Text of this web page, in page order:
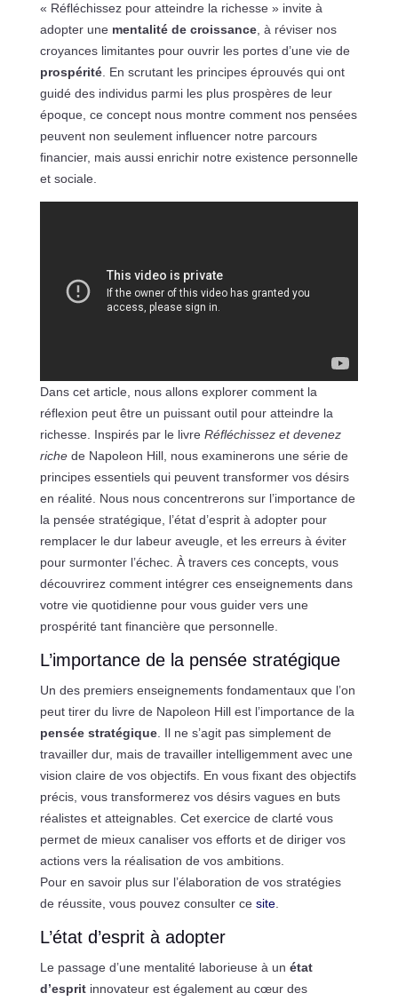
« Réfléchissez pour atteindre la richesse » invite à
adopter une mentalité de croissance, à réviser nos
croyances limitantes pour ouvrir les portes d’une vie de
prospérité. En scrutant les principes éprouvés qui ont
guidé des individus parmi les plus prospères de leur
époque, ce concept nous montre comment nos pensées
peuvent non seulement influencer notre parcours
financier, mais aussi enrichir notre existence personnelle
et sociale.
Dans cet article, nous allons explorer comment la
réflexion peut être un puissant outil pour atteindre la
richesse. Inspirés par le livre Réfléchissez et devenez
richede Napoleon Hill, nous examinerons une série de
principes essentiels qui peuvent transformer vos désirs
en réalité. Nous nous concentrerons sur l’importance de
la pensée stratégique, l’état d’esprit à adopter pour
remplacer le dur labeur aveugle, et les erreurs à éviter
pour surmonter l’échec. À travers ces concepts, vous
découvrirez comment intégrer ces enseignements dans
votre vie quotidienne pour vous guider vers une
prospérité tant financière que personnelle.
L’importance de la pensée stratégique
Un des premiers enseignements fondamentaux que l’on
peut tirer du livre de Napoleon Hill est l’importance de la
pensée stratégique. Il ne s’agit pas simplement de
travailler dur, mais de travailler intelligemment avec une
vision claire de vos objectifs. En vous fixant des objectifs
précis, vous transformerez vos désirs vagues en buts
réalistes et atteignables. Cet exercice de clarté vous
permet de mieux canaliser vos efforts et de diriger vos
actions vers la réalisation de vos ambitions.
Pour en savoir plus sur l’élaboration de vos stratégies
de réussite, vous pouvez consulter ce site.
L’état d’esprit à adopter
Le passage d’une mentalité laborieuse à un état
d’espritinnovateur est également au cœur des